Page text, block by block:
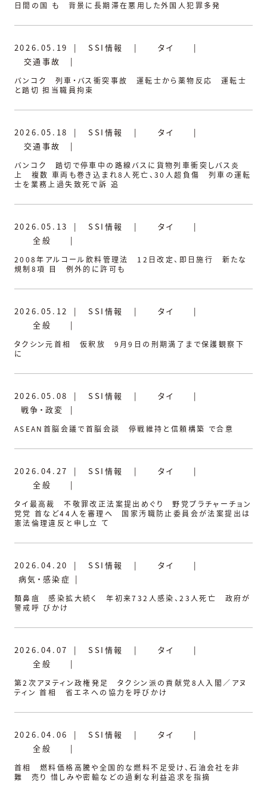
日間の国 も 背景に長期滞在悪用した外国人犯罪多発
2026.05.19 | SSI情報 | タイ
|
交通事故
|
バンコク 列車・バス衝突事故 運転士から薬物反応 運転士
と踏切 担当職員拘束
2026.05.18 | SSI情報 | タイ
|
交通事故
|
バンコク 踏切で停車中の路線バスに貨物列車衝突しバス炎
上 複数 車両も巻き込まれ8人死亡、30人超負傷 列車の運転
士を業務上過失致死で訴 追
2026.05.13 | SSI情報 | タイ
|
全般
|
2008年アルコール飲料管理法 12日改定、即日施行 新たな
規制8項 目 例外的に許可も
2026.05.12 | SSI情報 | タイ
|
全般
|
タクシン元首相 仮釈放 9月9日の刑期満了まで保護観察下
に
2026.05.08 | SSI情報 | タイ
|
戦争・政変
|
ASEAN首脳会議で首脳会談 停戦維持と信頼構築 で合意
2026.04.27 | SSI情報 | タイ
|
全般
|
タイ最高裁 不敬罪改正法案提出めぐり 野党プラチャーチョン
党党 首など44人を審理へ 国家汚職防止委員会が法案提出は
憲法倫理違反と申し立 て
2026.04.20 | SSI情報 | タイ
|
病気・感染症 |
類鼻疽 感染拡大続く 年初来732人感染、23人死亡 政府が
警戒呼 びかけ
2026.04.07 | SSI情報 | タイ
|
全般
|
第2次アヌティン政権発足 タクシン派の貢献党8人入閣／アヌ
ティン 首相 省エネへの協力を呼びかけ
2026.04.06 | SSI情報 | タイ
|
全般
|
首相 燃料価格高騰や全国的な燃料不足受け、石油会社を非
難 売り 惜しみや密輸などの過剰な利益追求を指摘